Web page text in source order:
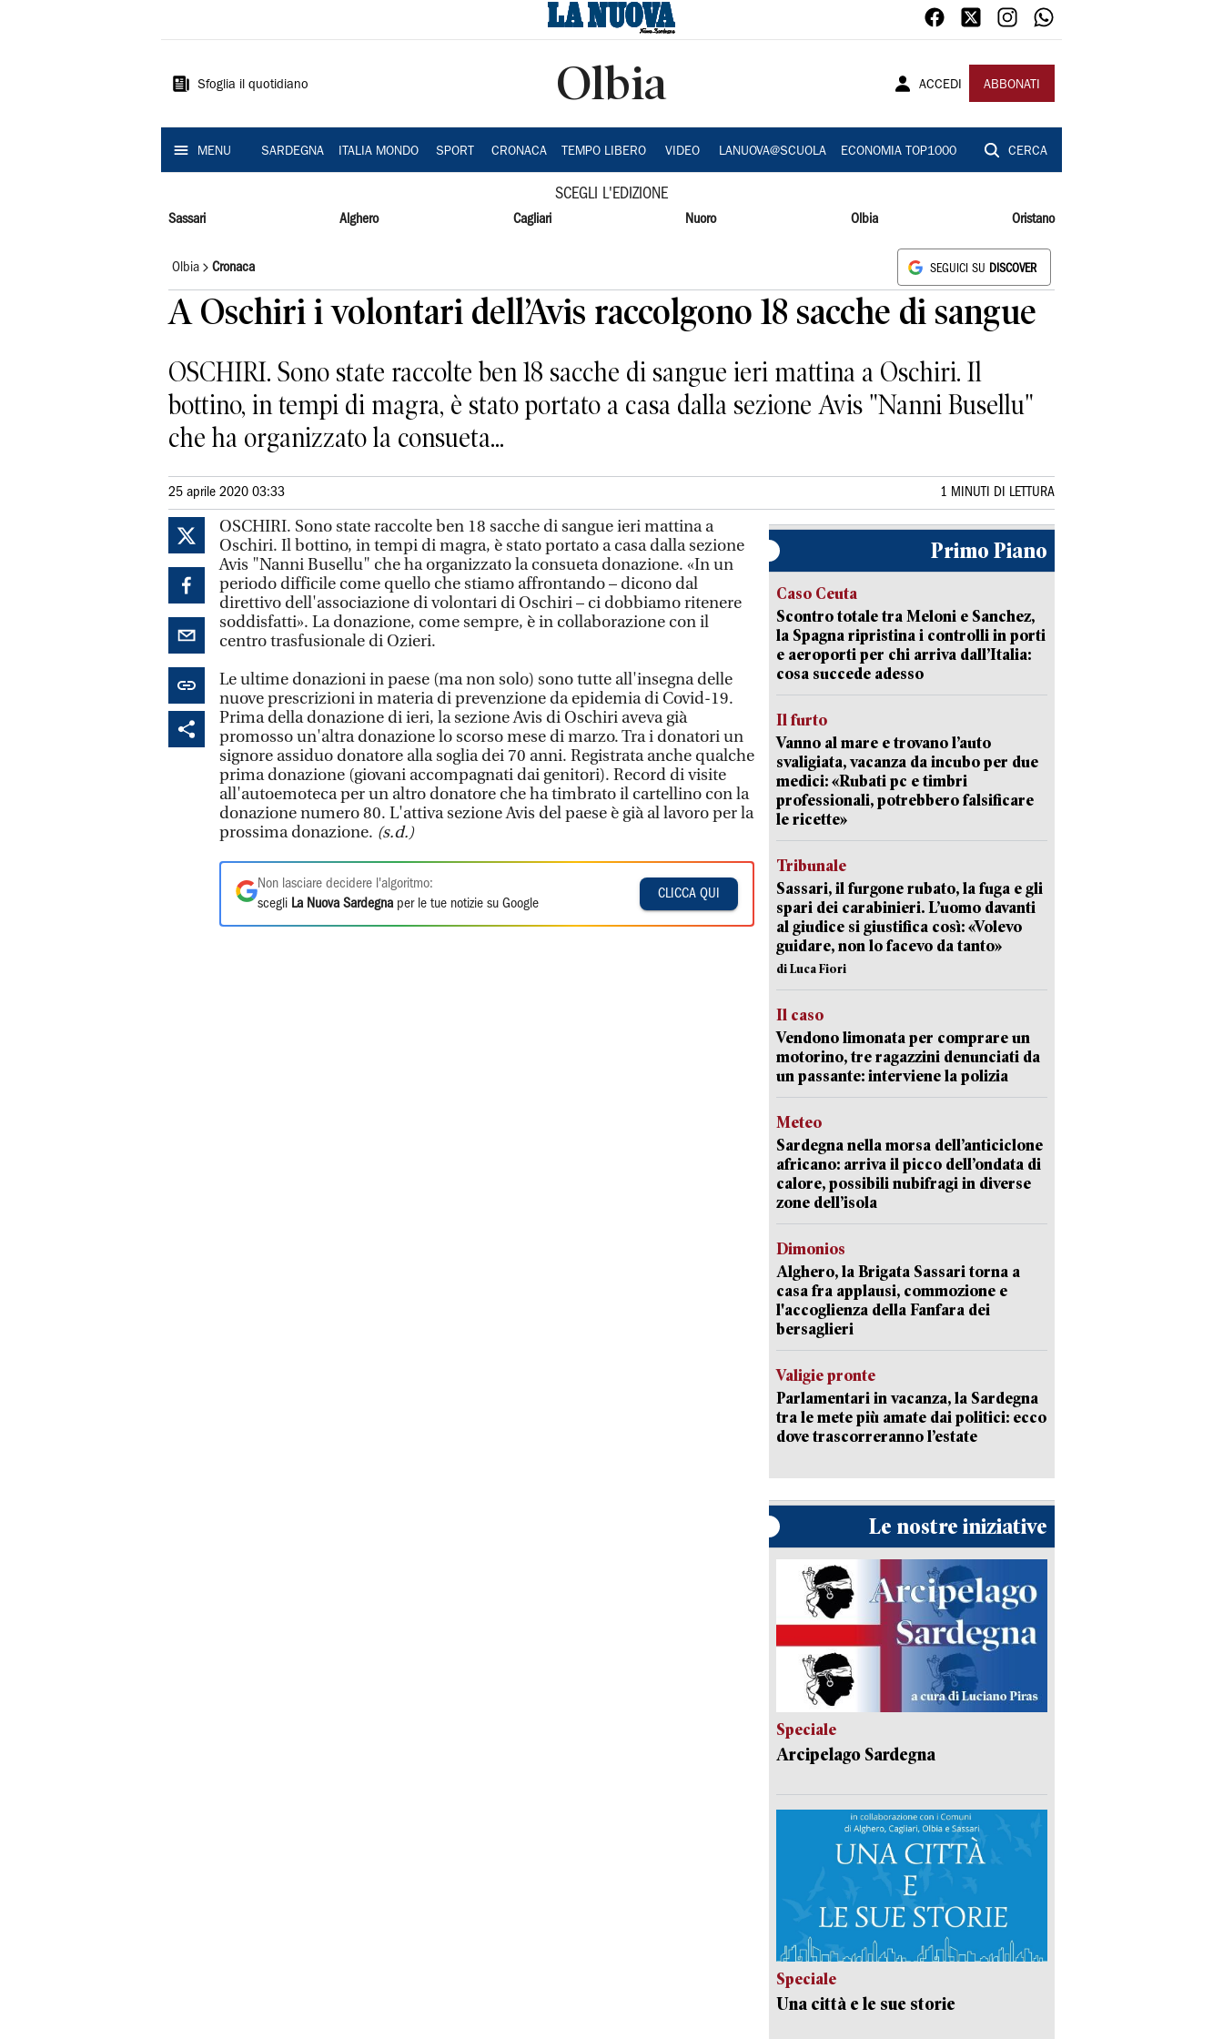
Sardegna
Sfoglia il quotidiano Olbia ACCEDI ABBONATI
MENU SARDEGNA ITALIA MONDO SPORT CRONACA TEMPO LIBERO VIDEO LANUOVA@SCUOLA ECONOMIA TOP1000 CERCA
SCEGLI L'EDIZIONE
Sassari Alghero Cagliari Nuoro Olbia Oristano
Olbia Cronaca SEGUICI SU DISCOVER
A Oschiri i volontari dell’Avis raccolgono 18 sacche di sangue
OSCHIRI. Sono state raccolte ben 18 sacche di sangue ieri mattina a Oschiri. Il
bottino, in tempi di magra, è stato portato a casa dalla sezione Avis "Nanni Busellu"
che ha organizzato la consueta...
25 aprile 2020 03:33 1 MINUTI DI LETTURA
OSCHIRI. Sono state raccolte ben 18 sacche di sangue ieri mattina a
Oschiri. Il bottino, in tempi di magra, è stato portato a casa dalla sezione
Avis "Nanni Busellu" che ha organizzato la consueta donazione. «In un
periodo difficile come quello che stiamo affrontando – dicono dal
direttivo dell'associazione di volontari di Oschiri – ci dobbiamo ritenere
soddisfatti». La donazione, come sempre, è in collaborazione con il
centro trasfusionale di Ozieri.
Le ultime donazioni in paese (ma non solo) sono tutte all'insegna delle
nuove prescrizioni in materia di prevenzione da epidemia di Covid-19.
Prima della donazione di ieri, la sezione Avis di Oschiri aveva già
promosso un'altra donazione lo scorso mese di marzo. Tra i donatori un
signore assiduo donatore alla soglia dei 70 anni. Registrata anche qualche
prima donazione (giovani accompagnati dai genitori). Record di visite
all'autoemoteca per un altro donatore che ha timbrato il cartellino con la
donazione numero 80. L'attiva sezione Avis del paese è già al lavoro per la
prossima donazione. (s.d.)
Non lasciare decidere l'algoritmo:
scegli La Nuova Sardegna per le tue notizie su Google
CLICCA QUI
Primo Piano
Caso Ceuta
Scontro totale tra Meloni e Sanchez,
la Spagna ripristina i controlli in porti
e aeroporti per chi arriva dall’Italia:
cosa succede adesso
Il furto
Vanno al mare e trovano l’auto
svaligiata, vacanza da incubo per due
medici: «Rubati pc e timbri
professionali, potrebbero falsificare
le ricette»
Tribunale
Sassari, il furgone rubato, la fuga e gli
spari dei carabinieri. L’uomo davanti
al giudice si giustifica così: «Volevo
guidare, non lo facevo da tanto»
di Luca Fiori
Il caso
Vendono limonata per comprare un
motorino, tre ragazzini denunciati da
un passante: interviene la polizia
Meteo
Sardegna nella morsa dell’anticiclone
africano: arriva il picco dell’ondata di
calore, possibili nubifragi in diverse
zone dell’isola
Dimonios
Alghero, la Brigata Sassari torna a
casa fra applausi, commozione e
l'accoglienza della Fanfara dei
bersaglieri
Valigie pronte
Parlamentari in vacanza, la Sardegna
tra le mete più amate dai politici: ecco
dove trascorreranno l’estate
Le nostre iniziative
Speciale
Arcipelago Sardegna
Speciale
Una città e le sue storie